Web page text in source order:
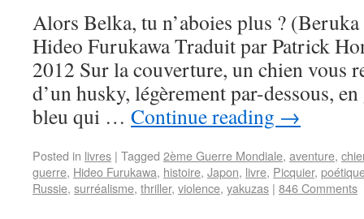
Alors Belka, tu n’aboies plus ?
Hideo Furukawa Traduit par Patrick
2012 Sur la couverture, un chien vous
d’un husky, légèrement par-dessous,
bleu qui … Continue reading →
Posted in livres | Tagged 2ème Guerre Mondiale, aventure,
guerre, Hideo Furukawa, histoire, Japon, livre, Picquier,
Russie, surréalisme, thriller, violence, yakuzas | 846 Comments